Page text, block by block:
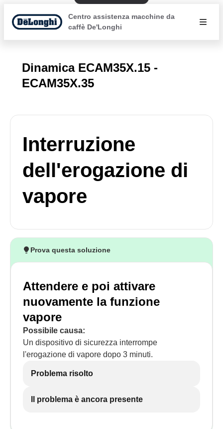
Centro assistenza macchine da
caffè De'Longhi
Dinamica ECAM35X.15 -
ECAM35X.35
Interruzione
dell'erogazione di
vapore
Prova questa soluzione
Attendere e poi attivare
nuovamente la funzione
vapore
Possibile causa:
Un dispositivo di sicurezza interrompe
l'erogazione di vapore dopo 3 minuti.
Problema risolto
Il problema è ancora presente